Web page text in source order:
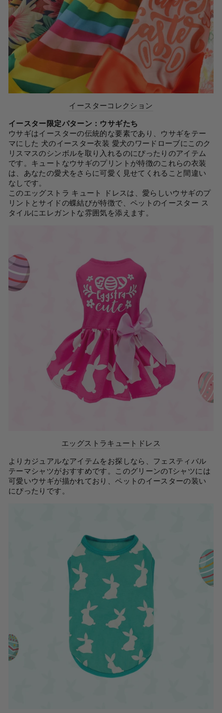
イースターコレクション
イースター限定パターン：ウサギたち
ウサギはイースターの伝統的な要素であり、ウサギをテー
マにした 犬のイースター衣装 愛犬のワードローブにこのク
リスマスのシンボルを取り入れるのにぴったりのアイテム
です。キュートなウサギのプリントが特徴のこれらの衣装
は、あなたの愛犬をさらに可愛く見せてくれること間違い
なしです。
このエッグストラ キュート ドレスは、愛らしいウサギのプ
リントとサイドの蝶結びが特徴で、ペットのイースター ス
タイルにエレガントな雰囲気を添えます。
エッグストラキュートドレス
よりカジュアルなアイテムをお探しなら、フェスティバル
テーマシャツがおすすめです。このグリーンのTシャツには
可愛いウサギが描かれており、ペットのイースターの装い
にぴったりです。